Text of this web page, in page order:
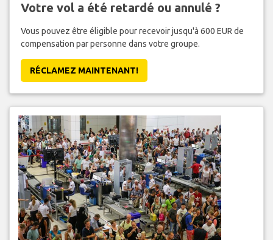
Votre vol a été retardé ou annulé ?
Vous pouvez être éligible pour recevoir jusqu'à 600 EUR de
compensation par personne dans votre groupe.
RÉCLAMEZ MAINTENANT!